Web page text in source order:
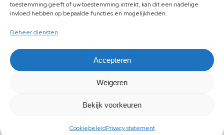
toestemming geeft of uw toestemming intrekt, kan dit een nadelige
invloed hebben op bepaalde functies en mogelijkheden.
Beheer diensten
Accepteren
Weigeren
Bekijk voorkeuren
CookiebeleidPrivacy statement